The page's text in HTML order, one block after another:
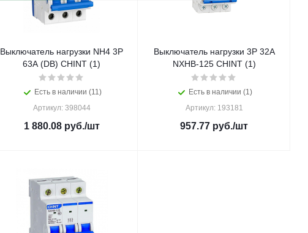
Выключатель нагрузки NH4 3Р
63А (DB) CHINT (1)
Есть в наличии (11)
Артикул: 398044
1 880.08руб./шт
Выключатель нагрузки 3P 32А
NXHB-125 CHINT (1)
Есть в наличии (1)
Артикул: 193181
957.77 руб./шт